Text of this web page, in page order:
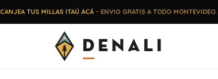
CANJEA TUS MILLAS ITAÚ ACÁ- ENVIO GRATIS A TODO MONTEVIDEO.